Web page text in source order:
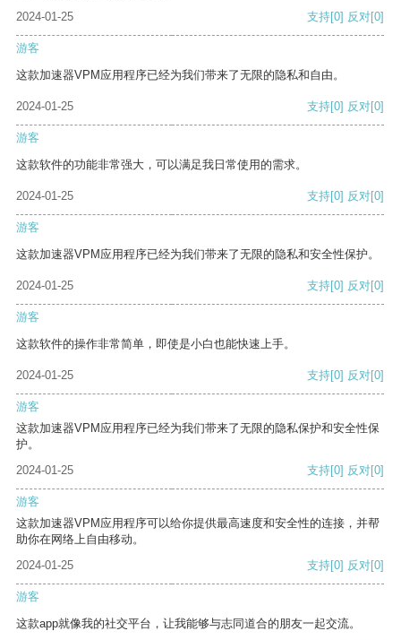
2024-01-25
支持[0] 反对[0]
游客
这款加速器VPM应用程序已经为我们带来了无限的隐私和自由。
2024-01-25 支持[0] 反对[0]
游客
这款软件的功能非常强大，可以满足我日常使用的需求。
2024-01-25 支持[0] 反对[0]
游客
这款加速器VPM应用程序已经为我们带来了无限的隐私和安全性保护。
2024-01-25 支持[0] 反对[0]
游客
这款软件的操作非常简单，即使是小白也能快速上手。
2024-01-25 支持[0] 反对[0]
游客
这款加速器VPM应用程序已经为我们带来了无限的隐私保护和安全性保
护。
2024-01-25
支持[0] 反对[0]
游客
这款加速器VPM应用程序可以给你提供最高速度和安全性的连接，并帮
助你在网络上自由移动。
2024-01-25
支持[0] 反对[0]
游客
这款app就像我的社交平台，让我能够与志同道合的朋友一起交流。